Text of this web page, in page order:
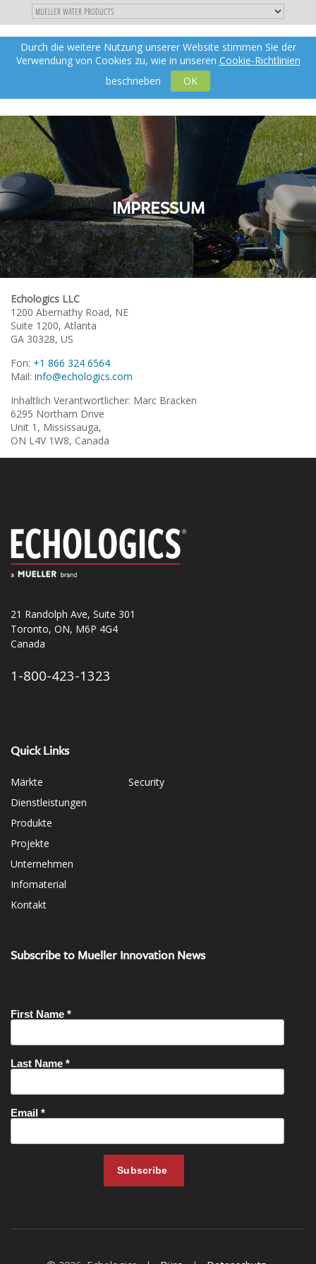
DIREKT
ZUM
INHALT
Toggle
navigation
X
de
Durch die weitere Nutzung unserer Website stimmen Sie der
Verwendung von Cookies zu, wie in unseren Cookie-Richtlinien
beschrieben
OK
IMPRESSUM
Echologics LLC
1200 Abernathy Road, NE
Suite 1200, Atlanta
GA 30328, US
Fon: +1 866 324 6564
Mail: info@echologics.com
Inhaltlich Verantwortlicher: Marc Bracken
6295 Northam Drive
Unit 1, Mississauga,
ON L4V 1W8, Canada
21 Randolph Ave, Suite 301
Toronto, ON, M6P 4G4
Canada
1-800-423-1323
Quick Links
Märkte
Dienstleistungen
Produkte
Projekte
Unternehmen
Infomaterial
Kontakt
Security
Subscribe to Mueller Innovation News